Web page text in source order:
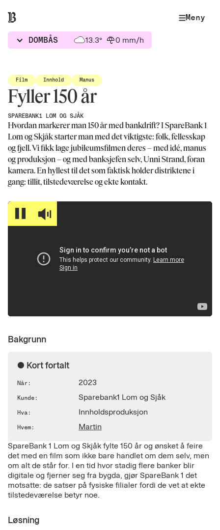
DOMBÅS 13.3° 0 mm/h
Meny
Film Innhold Manus
Fyller 150 år
SPAREBANK1 LOM OG SJÅK
Hvordan markerer man 150 år med bankdrift? I SpareBank 1
Lom og Skjåk starter man med det viktigste: folk, fellesskap
og fjell. Vi fikk lage jubileumsfilmen deres – med idé, manus
og produksjon – og med banksjefen selv, Unni Strand, foran
kamera. En hyllest til det som faktisk holder distriktene i
gang: tillit, tilstedeværelse og ekte kontakt.
Bakgrunn
● Kort fortalt
Når: 2023
Kunde: Sparebank1 Lom og Sjåk
Hva: Innholdsproduksjon
Hvem: Martin
SpareBank 1 Lom og Skjåk fylte 150 år og ønsket å feire
det med en film som ikke bare handlet om dem selv, men
om alt de står for. I en tid hvor stadig flere banker blir
digitale og fjerner seg fra bygda, gjør SpareBank 1 det
motsatte: de satser på fysiske filialer fordi de vet at ekte
tilstedeværelse betyr noe.
Løsning